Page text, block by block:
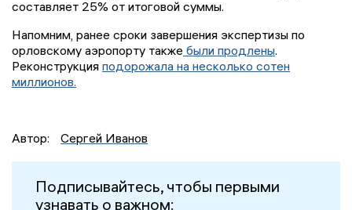
составляет 25% от итоговой суммы.
Напомним, ранее сроки завершения экспертизы по
орловскому аэропорту также были продлены.
Реконструкция подорожала на несколько сотен
миллионов.
Автор: Сергей Иванов
Подписывайтесь, чтобы первыми
узнавать о важном: